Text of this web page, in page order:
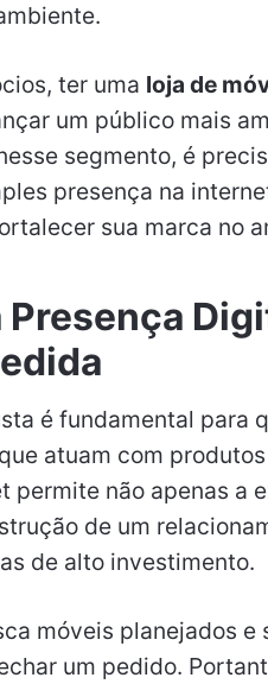
ter uma loja de
um público mais
segmento, é
presença na
sua marca no
é fundamental para
atuam com
permite não apenas a
de um
de alto investimento.
móveis planejados
um pedido.